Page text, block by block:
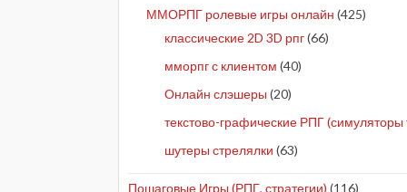
ММОРПГ ролевые игры онлайн (425)
классические 2D 3D рпг(66)
мморпг с клиентом (40)
Онлайн слэшеры (20)
текстово-графические РПГ
шутеры стрелялки (63)
Пошаговые Игры (РПГ, стратегии) (116)